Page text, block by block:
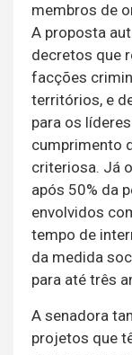
membros de
A proposta
decretos que
facções
territórios, e
para os
cumprimento
criteriosa. Já
após 50% da
envolvidos
tempo de
da medida
para até três
A senadora
projetos que